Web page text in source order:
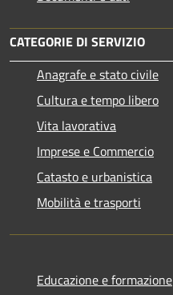
CATEGORIE DI SERVIZIO
Anagrafe e stato civile
Cultura e tempo libero
Vita lavorativa
Imprese e Commercio
Catasto e urbanistica
Mobilità e trasporti
Educazione e formazione